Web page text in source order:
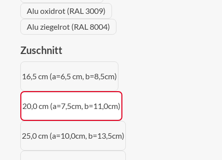
Alu oxidrot (RAL 3009)
Alu ziegelrot (RAL 8004)
Zuschnitt
16,5 cm (a=6,5 cm, b=8,5cm)
20,0 cm (a=7,5cm, b=11,0cm)
25,0 cm (a=10,0cm, b=13,5cm)